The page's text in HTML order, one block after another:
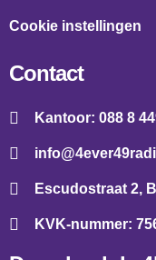
Cookie instellingen
Contact
Kantoor: 088 8
Escudostraat 2,
KVK-nummer: